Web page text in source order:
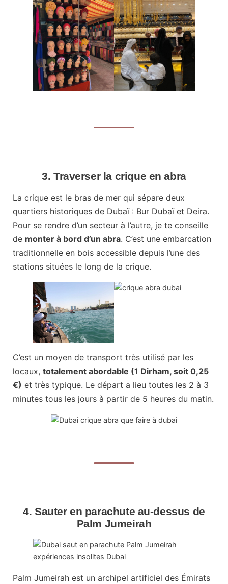
3. Traverser la crique en abra
La crique est le bras de mer qui sépare deux
quartiers historiques de Dubaï : Bur Dubaï et Deira.
Pour se rendre d’un secteur à l’autre, je te conseille
de monter à bord d’un abra. C’est une embarcation
traditionnelle en bois accessible depuis l’une des
stations situées le long de la crique.
C’est un moyen de transport très utilisé par les
locaux, totalement abordable (1 Dirham, soit 0,25
€) et très typique. Le départ a lieu toutes les 2 à 3
minutes tous les jours à partir de 5 heures du matin.
4. Sauter en parachute au-dessus de
Palm Jumeirah
Palm Jumeirah est un archipel artificiel des Émirats